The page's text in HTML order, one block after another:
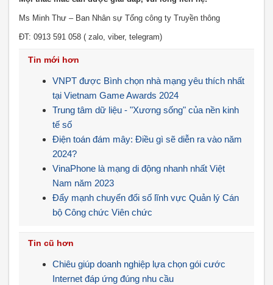
Ms Minh Thư – Ban Nhân sự Tổng công ty Truyền thông
ĐT: 0913 591 058 ( zalo, viber, telegram)
Tin mới hơn
VNPT được Bình chọn nhà mạng yêu thích nhất
tại Vietnam Game Awards 2024
Trung tâm dữ liệu - "Xương sống" của nền kinh
tế số
Điện toán đám mây: Điều gì sẽ diễn ra vào năm
2024?
VinaPhone là mạng di động nhanh nhất Việt
Nam năm 2023
Đẩy mạnh chuyển đổi số lĩnh vực Quản lý Cán
bộ Công chức Viên chức
Tin cũ hơn
Chiêu giúp doanh nghiệp lựa chọn gói cước
Internet đáp ứng đúng nhu cầu